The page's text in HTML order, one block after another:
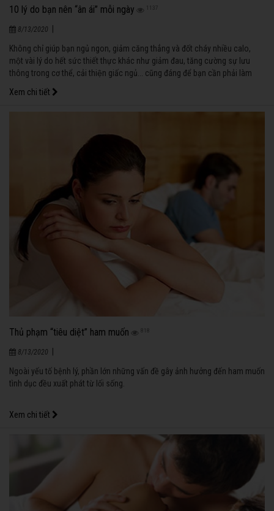
10 lý do bạn nên “ân ái” mỗi ngày 1137
8/13/2020
Không chỉ giúp bạn ngủ ngon, giảm căng thẳng và đốt cháy nhiều calo,
một vài lý do hết sức thiết thực khác như giảm đau, tăng cường sự lưu
thông trong cơ thể, cải thiện giấc ngủ... cũng đáng để bạn cần phải làm
Xem chi tiết
Thủ phạm “tiêu diệt” ham muốn 818
8/13/2020
Ngoài yếu tố bệnh lý, phần lớn những vấn đề gây ảnh hưởng đến ham muốn
tình dục đều xuất phát từ lối sống.
Xem chi tiết